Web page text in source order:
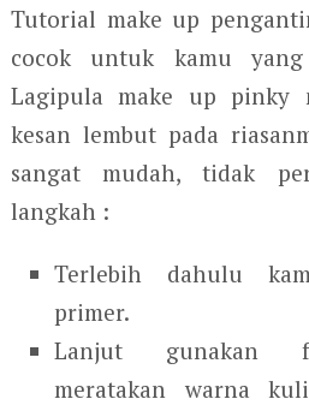
Tutorial make up
cocok untuk kamu
Lagipula make up pinky
kesan lembut pada
sangat mudah, tidak
langkah :
Terlebih dahulu
primer.
Lanjut gunakan
meratakan warna